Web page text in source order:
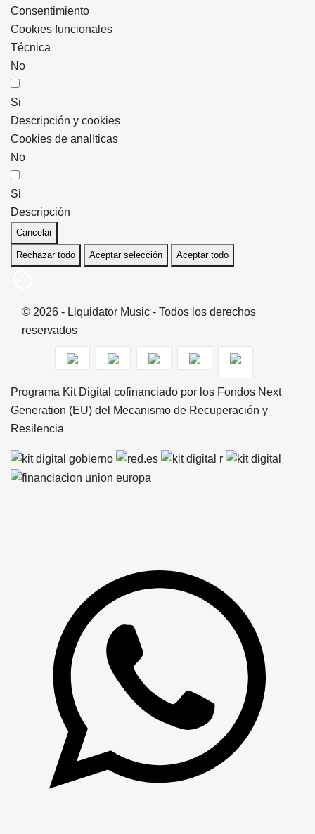
Consentimiento
Cookies funcionales
Técnica
No
Si
Descripción y cookies
Cookies de analíticas
No
Si
Descripción
Cancelar
Rechazar todo Aceptar selección Aceptar todo
© 2026 - Liquidator Music - Todos los derechos
reservados
Programa Kit Digital cofinanciado por los Fondos Next
Generation (EU) del Mecanismo de Recuperación y
Resilencia